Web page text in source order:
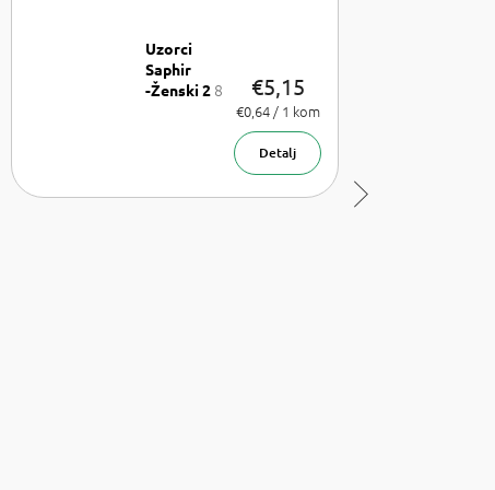
Uzorci
Saphir
-Ženski 2 8
€5,15
Izmjeri
cijenu:
€0,64 / 1 kom
Detalj
proizvod